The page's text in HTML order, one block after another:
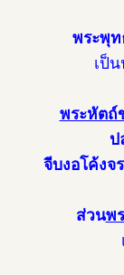
พระพุท
เป็
พระหัตถ์
ป
จีบงอโค้งจ
ส่วนพ